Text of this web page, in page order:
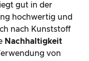
gut in der
hochwertig und
nach Kunststoff
Nachhaltigkeit
von